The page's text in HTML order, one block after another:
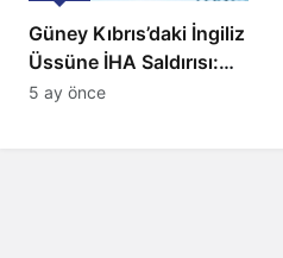
Güney Kıbrıs’daki İngiliz
Üssüne İHA Saldırısı:
Patlama, Sirenler ve
5 ay önce